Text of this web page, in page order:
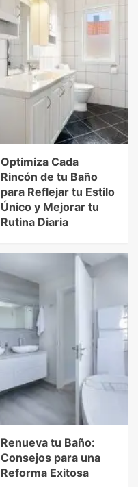
Optimiza Cada
Rincón de tu Baño
para Reflejar tu Estilo
Único y Mejorar tu
Rutina Diaria
Renueva tu Baño:
Consejos para una
Reforma Exitosa